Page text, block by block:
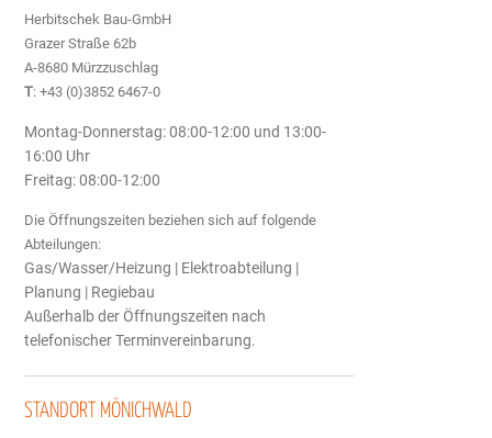
Herbitschek Bau-GmbH
Grazer Straße 62b
A-8680 Mürzzuschlag
T:+43 (0)3852 6467-0
Montag-Donnerstag: 08:00-12:00 und 13:00-
16:00 Uhr
Freitag: 08:00-12:00
Die Öffnungszeiten beziehen sich auf folgende
Abteilungen:
Gas/Wasser/Heizung | Elektroabteilung |
Planung | Regiebau
Außerhalb der Öffnungszeiten nach
telefonischer Terminvereinbarung.
STANDORT MÖNICHWALD